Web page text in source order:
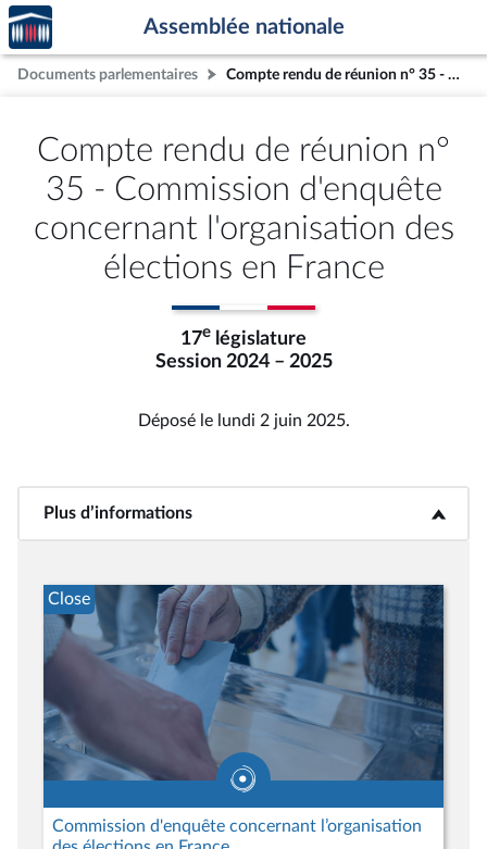
Aller au contenu
Aller en bas de la page
Accèder
à la
page
d'accueil
Assemblée nationale
Documents parlementaires Compte rendu de réunion n° 35 - Commission d'enquête concernant l'organisation des élections en France
Compte rendu de réunion n°
35 - Commission d'enquête
concernant l'organisation des
élections en France
17e législature
Session 2024 – 2025
Déposé le lundi 2 juin 2025.
Plus d’informations<b>Plus d’informations</b>
Commission d'enquête concernant l’organisation
Close